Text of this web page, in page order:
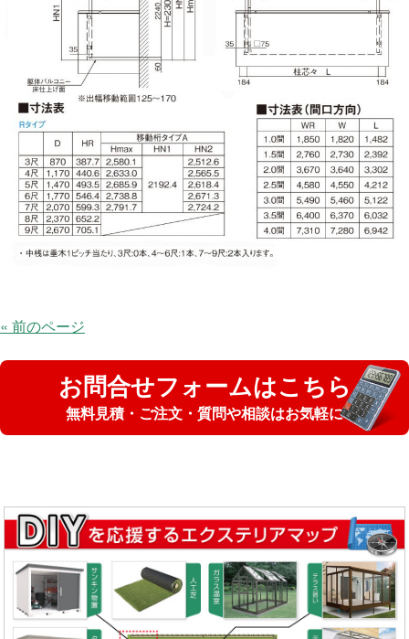
« 前のページ
お問合せフォームはこちら
無料見積・ご注文・質問や相談はお気軽に